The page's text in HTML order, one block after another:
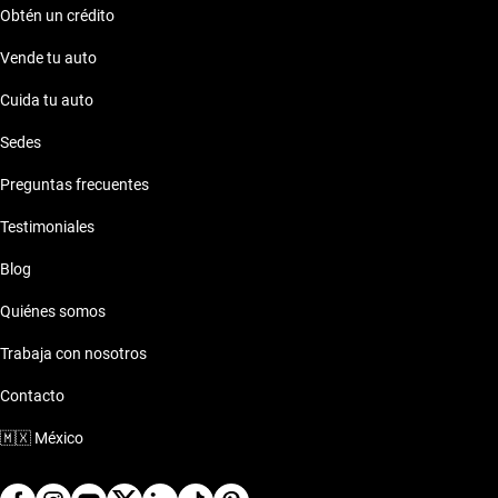
Obtén un crédito
Vende tu auto
Cuida tu auto
Sedes
Preguntas frecuentes
Testimoniales
Blog
Quiénes somos
Trabaja con nosotros
Contacto
🇲🇽 México